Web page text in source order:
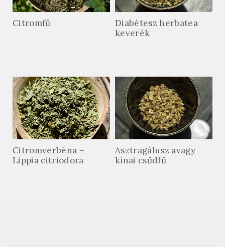
Citromfű
Diabétesz herbatea
keverék
Citromverbéna –
Lippia citriodora
Asztragálusz avagy
kínai csűdfű